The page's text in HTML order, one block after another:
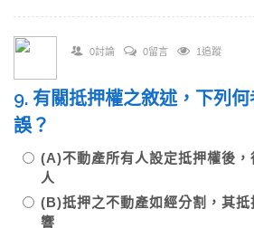
0討論 0留言 1追蹤
9. 有關抵押權之敘述，下列
誤？
(A)不動產所有人設定抵押權後
人
(B)抵押之不動產如經分割，其
響